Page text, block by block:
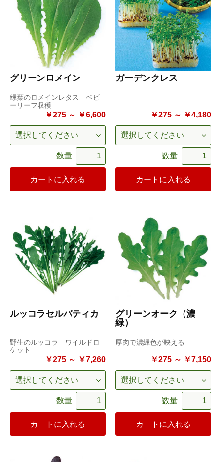
グリーンロメイン
緑葉のロメインレタス ベビ
ーリーフ収穫
￥275 ～ ￥6,600
数量
カートに入れる
ガーデンクレス
￥275 ～ ￥4,180
数量
カートに入れる
ルッコラセルバティカ
野生のルッコラ ワイルドロ
ケット
￥275 ～ ￥7,260
数量
カートに入れる
グリーンオーク（濃
緑）
厚肉で濃緑色が映える
￥275 ～ ￥7,150
数量
カートに入れる